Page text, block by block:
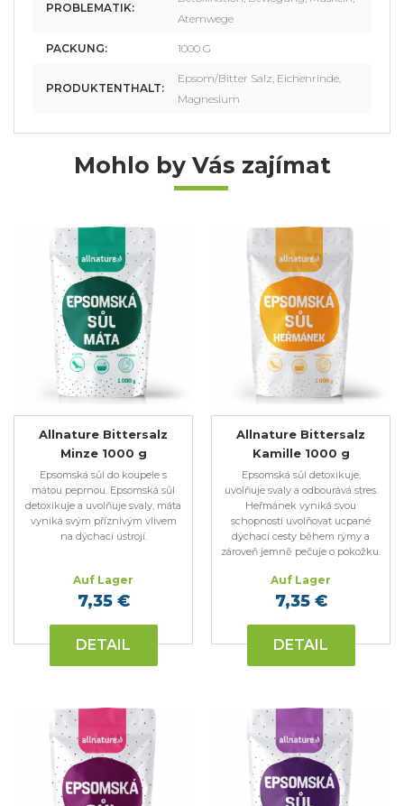
PROBLEMATIK:
Atemwege
PACKUNG: 1000 G
PRODUKTENTHALT:
Epsom/Bitter Salz, Eichenrinde,
Magnesium
Mohlo by Vás zajímat
Allnature Bittersalz
Minze 1000 g
Epsomská sůl do koupele s
mátou peprnou. Epsomská sůl
detoxikuje a uvolňuje svaly, máta
vyniká svým příznivým vlivem
na dýchací ústrojí.
Auf Lager
7,35 €
DETAIL
Allnature Bittersalz
Kamille 1000 g
Epsomská sůl detoxikuje,
uvolňuje svaly a odbourává stres.
Heřmánek vyniká svou
schopností uvolňovat ucpané
dýchací cesty během rýmy a
zároveň jemně pečuje o pokožku.
Auf Lager
7,35 €
DETAIL